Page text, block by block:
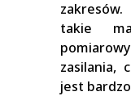
takie
zasilania,
jest